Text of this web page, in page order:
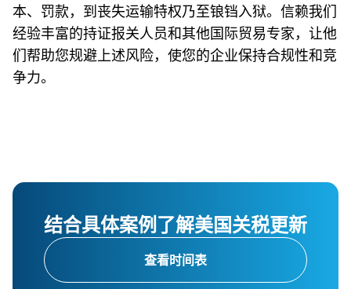
本、罚款，到丧失运输特权乃至锒铛入狱。信赖我们
经验丰富的持证报关人员和其他国际贸易专家，让他
们帮助您规避上述风险，使您的企业保持合规性和竞
争力。
结合具体案例了解美国关税更新
查看时间表